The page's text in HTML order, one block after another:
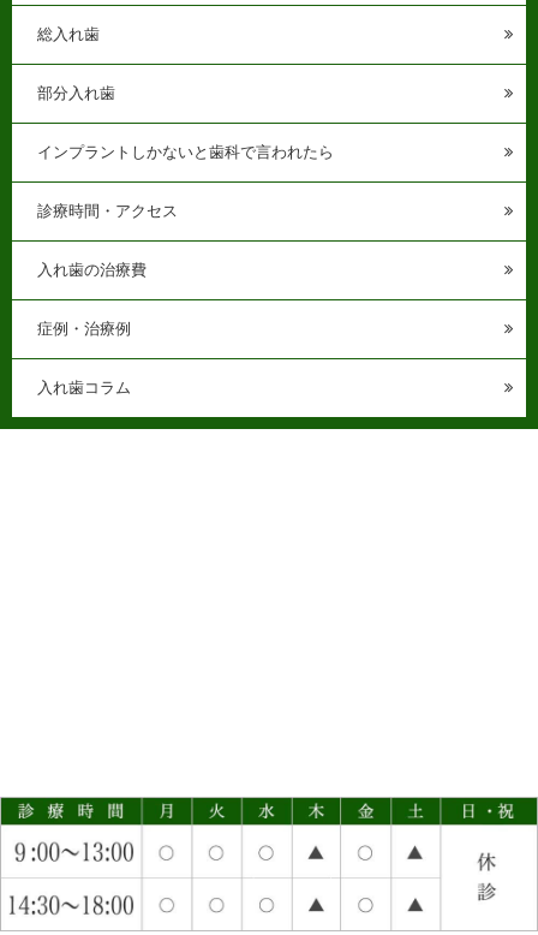
総入れ歯
部分入れ歯
インプラントしかないと歯科で言われたら
診療時間・アクセス
入れ歯の治療費
症例・治療例
入れ歯コラム